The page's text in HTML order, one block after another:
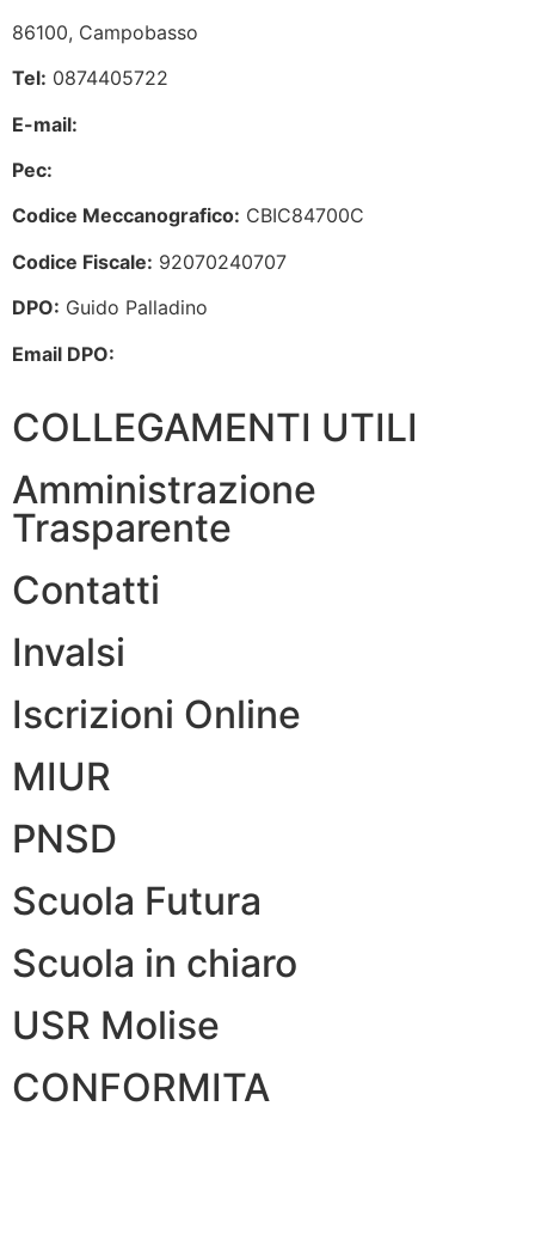
86100, Campobasso
Tel: 0874405722
E-mail:
Pec:
Codice Meccanografico: CBIC84700C
Codice Fiscale: 92070240707
DPO: Guido Palladino
Email DPO:
COLLEGAMENTI UTILI
Amministrazione
Trasparente
Contatti
Invalsi
Iscrizioni Online
MIUR
PNSD
Scuola Futura
Scuola in chiaro
USR Molise
CONFORMITA